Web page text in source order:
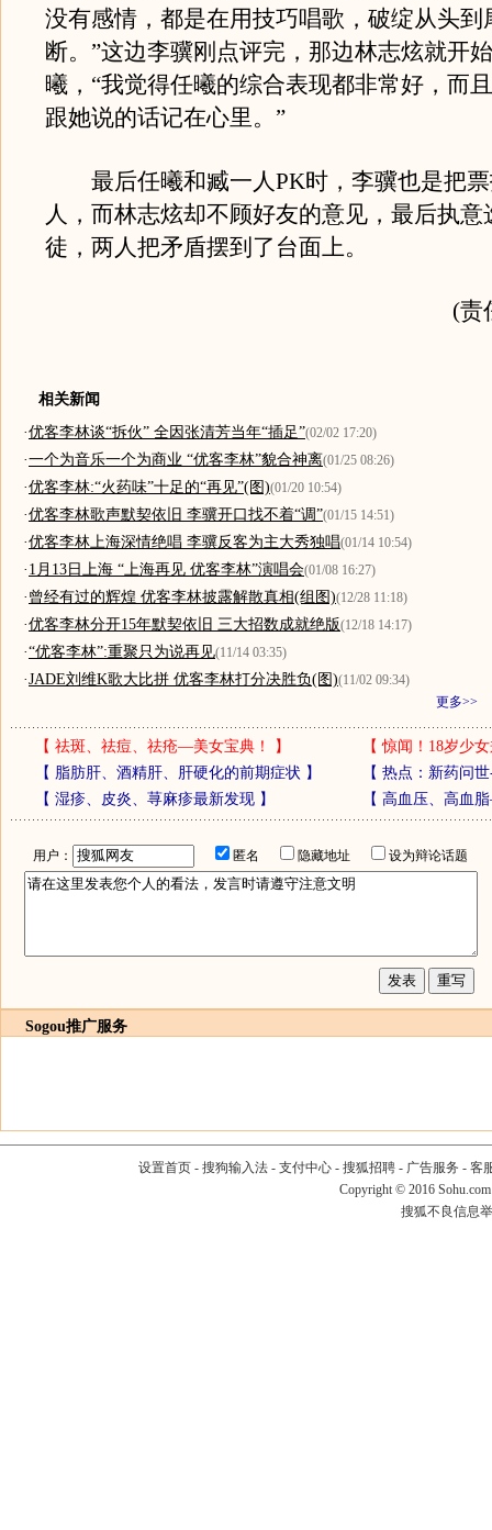
没有感情，都是在用技巧唱歌，破绽从头到
断。”这边李骥刚点评完，那边林志炫就开
曦，“我觉得任曦的综合表现都非常好，而
跟她说的话记在心里。”
最后任曦和臧一人PK时，李骥也是把票
人，而林志炫却不顾好友的意见，最后执意
徒，两人把矛盾摆到了台面上。
(责
相关新闻
·优客李林谈“拆伙” 全因张清芳当年“插足”(02/02 17:20)
·一个为音乐一个为商业 “优客李林”貌合神离(01/25 08:26)
·优客李林:“火药味”十足的“再见”(图)(01/20 10:54)
·优客李林歌声默契依旧 李骥开口找不着“调”(01/15 14:51)
·优客李林上海深情绝唱 李骥反客为主大秀独唱(01/14 10:54)
·1月13日上海 “上海再见 优客李林”演唱会(01/08 16:27)
·曾经有过的辉煌 优客李林披露解散真相(组图)(12/28 11:18)
·优客李林分开15年默契依旧 三大招数成就绝版(12/18 14:17)
·“优客李林”:重聚只为说再见(11/14 03:35)
·JADE刘维K歌大比拼 优客李林打分决胜负(图)(11/02 09:34)
更多>>
【 祛斑、祛痘、祛疮—美女宝典！ 】 【惊闻！18岁少
【 脂肪肝、酒精肝、肝硬化的前期症状 】 【 热点：新药问
【 湿疹、皮炎、荨麻疹最新发现】 【 高血压、高血
用户： 匿名 隐藏地址 设为辩论话题
Sogou推广服务
设置首页- 搜狗输入法- 支付中心- 搜狐招聘- 广告服务 - 客
Copyright © 2016
搜狐不良信息